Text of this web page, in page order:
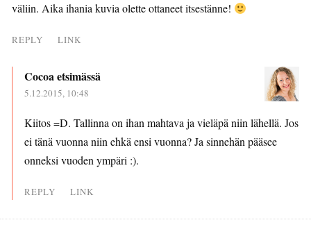
väliin. Aika ihania kuvia olette ottaneet itsestänne!
REPLY LINK
Cocoa etsimässä
5.12.2015, 10:48
Kiitos =D. Tallinna on ihan mahtava ja vieläpä niin lähellä. Jos
ei tänä vuonna niin ehkä ensi vuonna? Ja sinnehän pääsee
onneksi vuoden ympäri :).
REPLY LINK